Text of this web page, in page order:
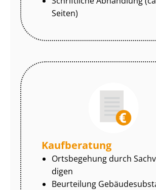
Seiten)
Kaufberatung
Ortsbegehung durch
di­gen
Beurteilung